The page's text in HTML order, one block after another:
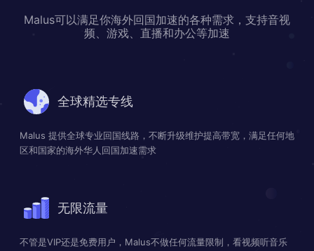
Malus可以满足你海外回国加速的各种需求，支持音视
频、游戏、直播和办公等加速
全球精选专线
Malus 提供全球专业回国线路，不断升级维护提高带宽，满足任何地
区和国家的海外华人回国加速需求
无限流量
不管是VIP还是免费用户，Malus不做任何流量限制，看视频听音乐